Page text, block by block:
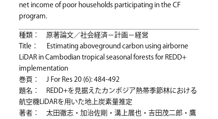
net income of poor households participating in the CF
program.
種類： 原著論文／社会経済－計画－経営
Title： Estimating aboveground carbon using airborne
LiDAR in Cambodian tropical seasonal forests for REDD+
implementation
巻頁： J For Res 20 (6): 484-492
題名： REDD+を見据えたカンボジア熱帯季節林における
航空機LiDARを用いた地上炭素量推定
著者： 太田徹志・加治佐剛・溝上展也・吉田茂二郎・鷹